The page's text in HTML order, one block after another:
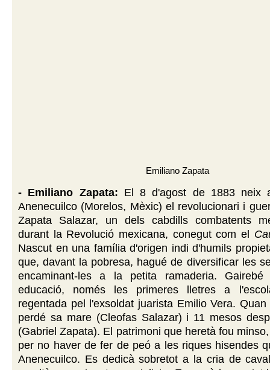
Emiliano Zapata
- Emiliano Zapata: El 8 d'agost de 1883 neix
Anenecuilco (Morelos, Mèxic) el revolucionari i
Zapata Salazar, un dels cabdills combatents
durant la Revolució mexicana, conegut com el
Nascut en una família d'origen indi d'humils
que, davant la pobresa, hagué de diversificar les
encaminant-les a la petita ramaderia.
educació, només les primeres lletres a
regentada pel l'exsoldat juarista Emilio Vera.
perdé sa mare (Cleofas Salazar) i 11 mesos
(Gabriel Zapata). El patrimoni que heretà fou
per no haver de fer de peó a les riques hisendes
Anenecuilco. Es dedicà sobretot a la cria de